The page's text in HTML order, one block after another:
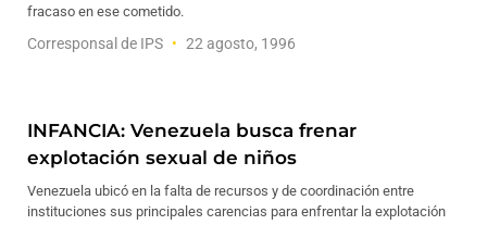
fracaso en ese cometido.
Corresponsal de IPS 22 agosto, 1996
INFANCIA: Venezuela busca frenar
explotación sexual de niños
Venezuela ubicó en la falta de recursos y de coordinación entre
instituciones sus principales carencias para enfrentar la explotación